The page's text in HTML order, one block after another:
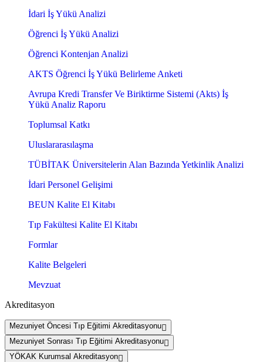
İdari İş Yükü Analizi
Öğrenci İş Yükü Analizi
Öğrenci Kontenjan Analizi
AKTS Öğrenci İş Yükü Belirleme Anketi
Avrupa Kredi Transfer Ve Biriktirme Sistemi (Akts) İş
Yükü Analiz Raporu
Toplumsal Katkı
Uluslararasılaşma
TÜBİTAK Üniversitelerin Alan Bazında Yetkinlik Analizi
İdari Personel Gelişimi
BEUN Kalite El Kitabı
Tıp Fakültesi Kalite El Kitabı
Formlar
Kalite Belgeleri
Mevzuat
Akreditasyon
Mezuniyet Öncesi Tıp Eğitimi Akreditasyonu
Mezuniyet Sonrası Tıp Eğitimi Akreditasyonu
YÖKAK Kurumsal Akreditasyon